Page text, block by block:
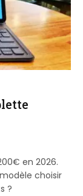
en 2026.
choisir
?